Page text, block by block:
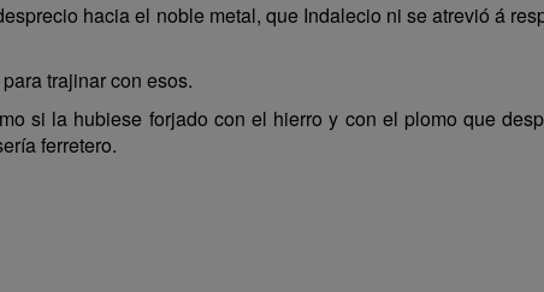
hacia el noble metal, que Indalecio ni se atrevió á
trajinar con esos.
si la hubiese forjado con el hierro y con el plomo que
ferretero.